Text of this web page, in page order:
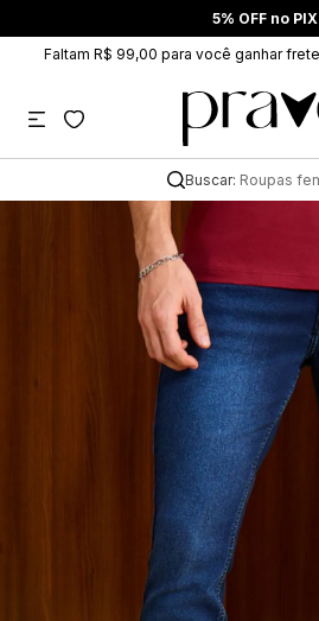
5% OFF no PIX
Faltam R$ 99,00 para você ganhar
Buscar: Roupas